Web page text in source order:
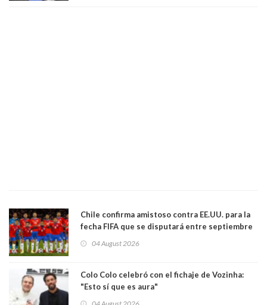
Chile confirma amistoso contra EE.UU. para la
fecha FIFA que se disputará entre septiembre
04 August 2026
Colo Colo celebró con el fichaje de Vozinha:
"Esto sí que es aura"